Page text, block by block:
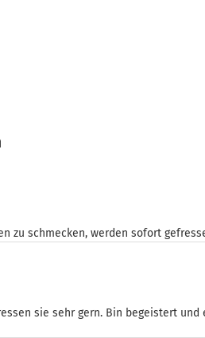
zu schmecken, werden sofort
sie sehr gern. Bin begeistert